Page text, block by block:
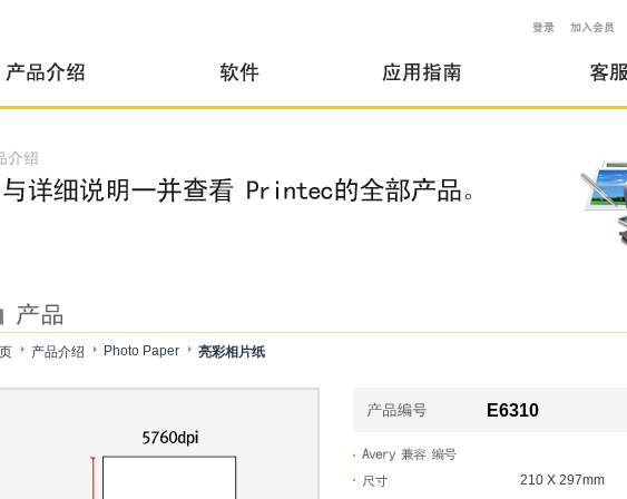
产品介绍 Photo Paper 亮彩相片纸
E6310
210 X 297mm